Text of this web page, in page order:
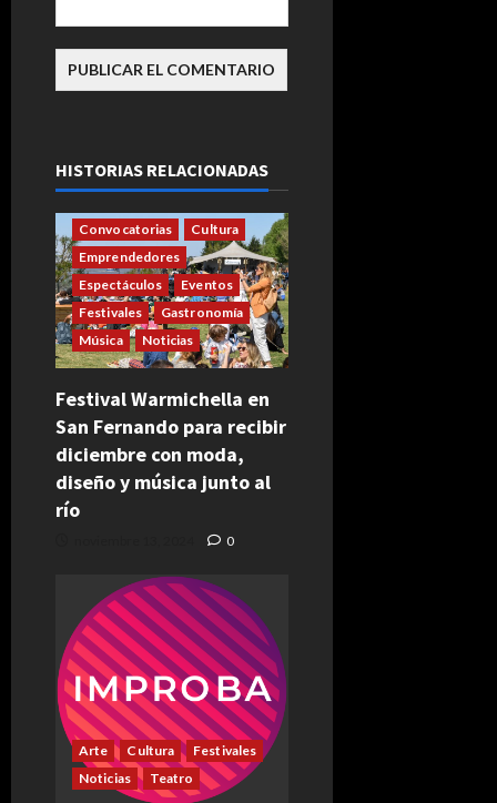
HISTORIAS RELACIONADAS
Convocatorias
Cultura
Emprendedores
Espectáculos
Eventos
Festivales
Gastronomía
Música
Noticias
Festival Warmichella en
San Fernando para recibir
diciembre con moda,
diseño y música junto al
río
0
Arte Cultura
Festivales
Noticias
Teatro